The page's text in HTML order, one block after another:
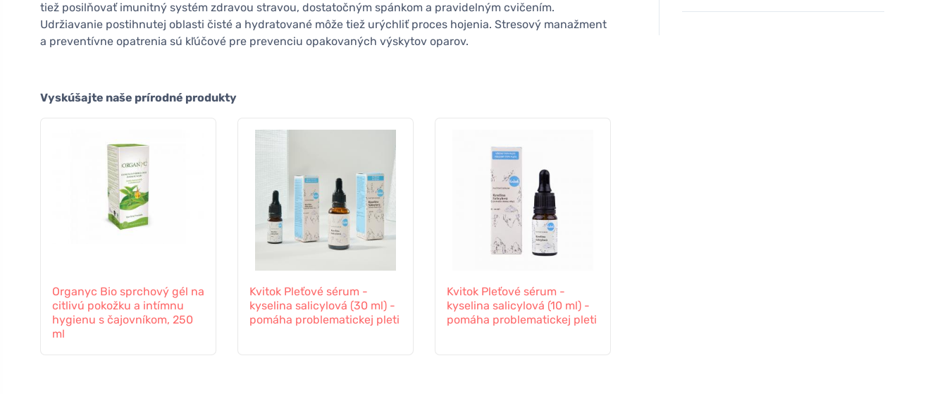
tiež posilňovať imunitný systém zdravou stravou, dostatočným spánkom a pravidelným cvičením.
Udržiavanie postihnutej oblasti čisté a hydratované môže tiež urýchliť proces hojenia. Stresový manažment
a preventívne opatrenia sú kľúčové pre prevenciu opakovaných výskytov oparov.
Vyskúšajte naše prírodné produkty
Organyc Bio sprchový gél na
citlivú pokožku a intímnu
hygienu s čajovníkom, 250
ml
Kvitok Pleťové sérum -
kyselina salicylová (30 ml) -
pomáha problematickej pleti
Kvitok Pleťové sérum -
kyselina salicylová (10 ml) -
pomáha problematickej pleti